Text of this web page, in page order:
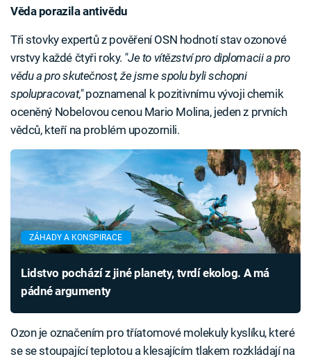
Věda porazila antivědu
Tři stovky expertů z pověření OSN hodnotí stav ozonové
vrstvy každé čtyři roky. "Je to vítězství pro diplomacii a pro
vědu a pro skutečnost, že jsme spolu byli schopni
spolupracovat,"poznamenal k pozitivnímu vývoji chemik
oceněný Nobelovou cenou Mario Molina, jeden z prvních
vědců, kteří na problém upozornili.
ZÁHADY A KONSPIRACE
Lidstvo pochází z jiné planety, tvrdí ekolog. A má
pádné argumenty
Ozon je označením pro tříatomové molekuly kyslíku, které
se se stoupající teplotou a klesajícím tlakem rozkládají na